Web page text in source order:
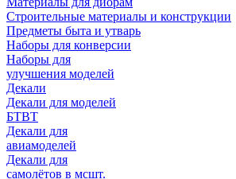
Строительные материалы и конструкции
Предметы быта и утварь
Наборы для конверсии
Наборы для
улучшения моделей
Декали
Декали для моделей
БТВТ
Декали для
авиамоделей
Декали для
самолётов в мсшт.